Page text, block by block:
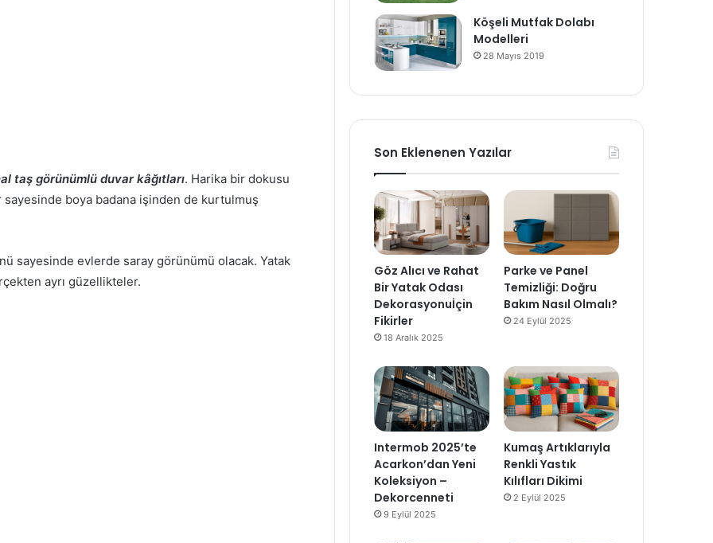
taş görünümlü duvar kâğıtları. Harika bir dokusu
boya badana işinden de kurtulmuş
sayesinde evlerde saray görünümü olacak. Yatak
ayrı güzellikteler.
Köşeli Mutfak Dolabı
Modelleri
28 Mayıs 2019
Son Eklenenen Yazılar
Göz Alıcı ve Rahat
Bir Yatak Odası
Dekorasyonuİçin
Fikirler
18 Aralık 2025
Parke ve Panel
Temizliği: Doğru
Bakım Nasıl Olmalı?
24 Eylül 2025
Intermob 2025’te
Acarkon’dan Yeni
Koleksiyon –
Dekorcenneti
9 Eylül 2025
Kumaş Artıklarıyla
Renkli Yastık
Kılıfları Dikimi
2 Eylül 2025